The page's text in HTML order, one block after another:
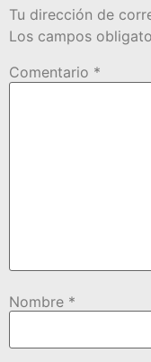
Tu dirección de
Los campos
Comentario *
Nombre *